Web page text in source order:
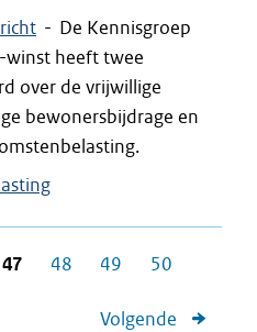
- De Kennisgroep
heeft twee
over de vrijwillige
bewonersbijdrage en
47 48 49 50
Volgende